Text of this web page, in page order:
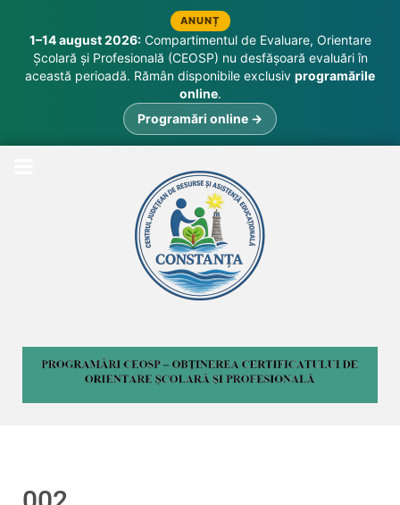
ANUNȚ
1–14 august 2026:Compartimentul de Evaluare, Orientare
Școlară și Profesională (CEOSP) nu desfășoară evaluări în
această perioadă. Rămân disponibile exclusiv programările
online.
Programări online →